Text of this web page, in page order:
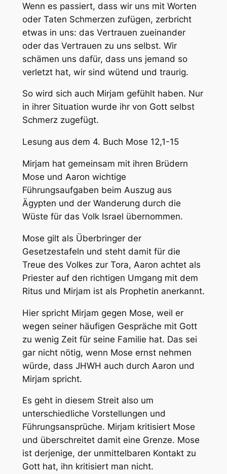
Wenn es passiert, dass wir uns mit Worten
oder Taten Schmerzen zufügen, zerbricht
etwas in uns: das Vertrauen zueinander
oder das Vertrauen zu uns selbst. Wir
schämen uns dafür, dass uns jemand so
verletzt hat, wir sind wütend und traurig.
So wird sich auch Mirjam gefühlt haben. Nur
in ihrer Situation wurde ihr von Gott selbst
Schmerz zugefügt.
Lesung aus dem 4. Buch Mose 12,1-15
Mirjam hat gemeinsam mit ihren Brüdern
Mose und Aaron wichtige
Führungsaufgaben beim Auszug aus
Ägypten und der Wanderung durch die
Wüste für das Volk Israel übernommen.
Mose gilt als Überbringer der
Gesetzestafeln und steht damit für die
Treue des Volkes zur Tora, Aaron achtet als
Priester auf den richtigen Umgang mit dem
Ritus und Mirjam ist als Prophetin anerkannt.
Hier spricht Mirjam gegen Mose, weil er
wegen seiner häufigen Gespräche mit Gott
zu wenig Zeit für seine Familie hat. Das sei
gar nicht nötig, wenn Mose ernst nehmen
würde, dass JHWH auch durch Aaron und
Mirjam spricht.
Es geht in diesem Streit also um
unterschiedliche Vorstellungen und
Führungsansprüche. Mirjam kritisiert Mose
und überschreitet damit eine Grenze. Mose
ist derjenige, der unmittelbaren Kontakt zu
Gott hat, ihn kritisiert man nicht.